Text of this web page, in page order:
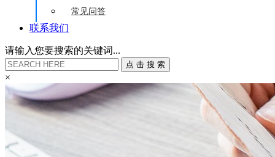
常见问答
联系我们
请输入您要搜索的关键词...
点 击 搜 索
×